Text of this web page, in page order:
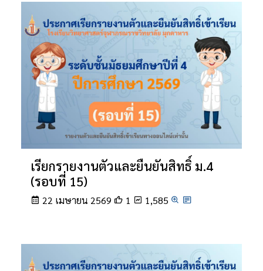
เรียกรายงานตัวและยืนยันสิทธิ์ ม.4
(รอบที่ 15)
22 เมษายน 2569 1 1,585